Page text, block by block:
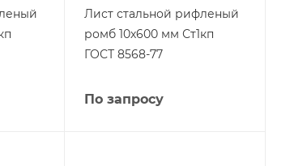
Лист стальной рифленый
ромб 10х600 мм Ст1кп
ГОСТ 8568-77
По запросу